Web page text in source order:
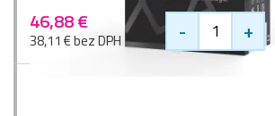
46,88 €
38,11 € bez DPH - +